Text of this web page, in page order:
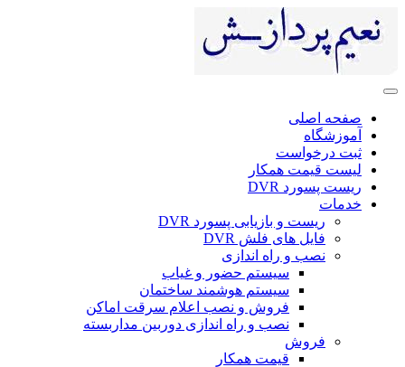
صفحه اصلی
آموزشگاه
ثبت درخواست
لیست قیمت همکار
ریست پسورد DVR
خدمات
ریست و بازیابی پسورد DVR
فایل های فلش DVR
نصب و راه اندازی
سیستم حضور و غیاب
سیستم هوشمند ساختمان
فروش و نصب اعلام سرقت اماکن
نصب و راه اندازی دوربین مداربسته
فروش
قیمت همکار